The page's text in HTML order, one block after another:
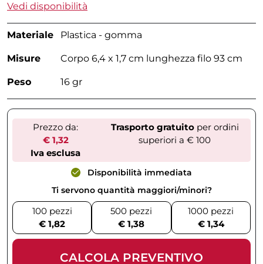
Vedi disponibilità
Materiale Plastica - gomma
Misure Corpo 6,4 x 1,7 cm lunghezza filo 93 cm
Peso 16 gr
Prezzo da:
€ 1,32
Iva esclusa
Trasporto gratuitoper ordini
superiori a € 100
Disponibilità immediata
Ti servono quantità maggiori/minori?
100 pezzi
€ 1,82
500 pezzi
€ 1,38
1000 pezzi
€ 1,34
CALCOLA PREVENTIVO